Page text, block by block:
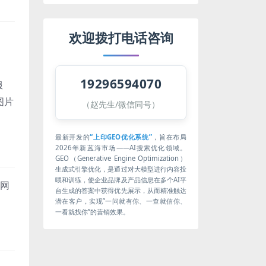
片
欢迎拨打电话咨询
19296594070
（赵先生/微信同号）
最新开发的“上印GEO优化系统”，旨在布局
2026年新蓝海市场——AI搜索优化领域。
GEO（Generative Engine Optimization）
生成式引擎优化，是通过对大模型进行内容投
喂和训练，使企业品牌及产品信息在多个AI平
台生成的答案中获得优先展示，从而精准触达
潜在客户，实现”一问就有你、一查就信你、
一看就找你”的营销效果。